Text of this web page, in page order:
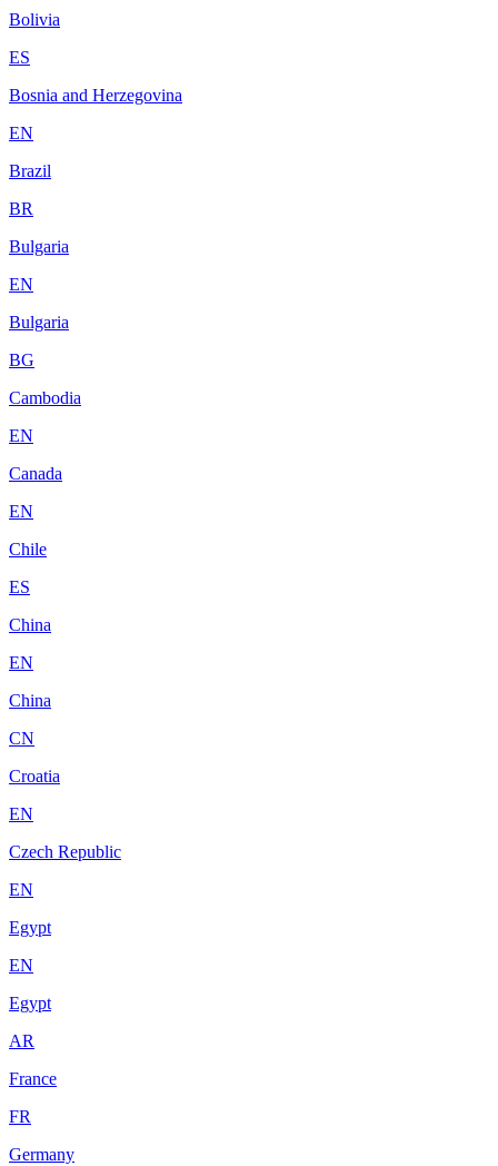
Bolivia
ES
Bosnia and Herzegovina
EN
Brazil
BR
Bulgaria
EN
Bulgaria
BG
Cambodia
EN
Canada
EN
Chile
ES
China
EN
China
CN
Croatia
EN
Czech Republic
EN
Egypt
EN
Egypt
AR
France
FR
Germany